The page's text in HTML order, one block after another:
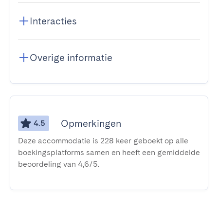
Interacties
Overige informatie
4.5 Opmerkingen
Deze accommodatie is 228 keer geboekt op alle
boekingsplatforms samen en heeft een gemiddelde
beoordeling van 4,6/5.